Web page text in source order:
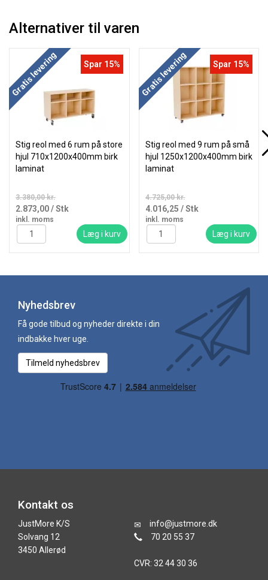
Alternativer til varen
Gratis levering Spar 15%
Stig reol med 6 rum på store
hjul 710x1200x400mm birk
laminat
3.380,00 kr.
2.873,00/ Stk
inkl. moms
Læg i kurv
Gratis levering Spar 15%
Stig reol med 9 rum på små
hjul 1250x1200x400mm birk
laminat
4.725,00 kr.
4.016,25 / Stk
inkl. moms
Læg i kurv
Nyhedsbrev
Få gode tilbud og nyheder direkte i din
indbakke hver uge.
Tilmeld nyhedsbrev
Kontakt os
JustMore K/S
Solvang 12
3450 Allerød
info@justmore.dk
70 20 55 37
CVR: 32 44 30 36